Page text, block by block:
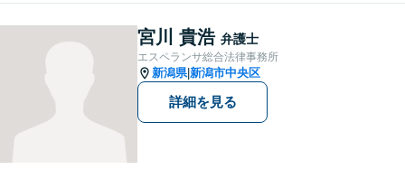
く）】【相続・債務整理・労
災・不貞慰謝料は相談料初回
無料】【顧問先企業300社以
上】
宮川 貴浩 弁護士
エスペランサ総合法律事務所
新潟県|新潟市中央区
詳細を見る